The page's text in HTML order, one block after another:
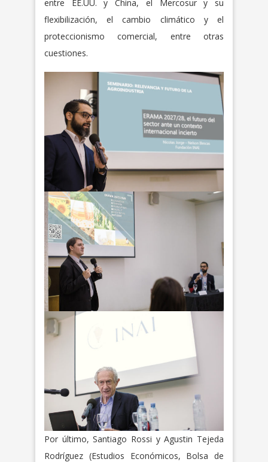
entre EE.UU. y China, el Mercosur y su
flexibilización, el cambio climático y el
proteccionismo comercial, entre otras
cuestiones.
Por último, Santiago Rossi y Agustin Tejeda
Rodríguez (Estudios Económicos, Bolsa de